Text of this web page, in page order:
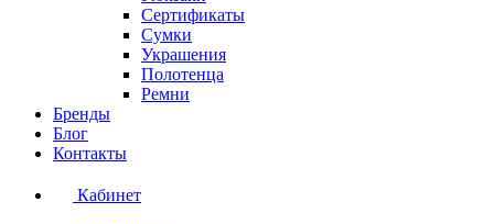
Сертификаты
Сумки
Украшения
Полотенца
Ремни
Бренды
Блог
Контакты
Кабинет